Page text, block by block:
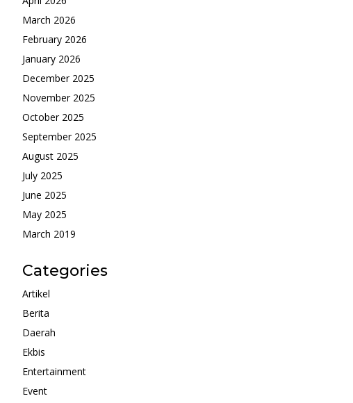
March 2026
February 2026
January 2026
December 2025
November 2025
October 2025
September 2025
August 2025
July 2025
June 2025
May 2025
March 2019
Categories
Artikel
Berita
Daerah
Ekbis
Entertainment
Event